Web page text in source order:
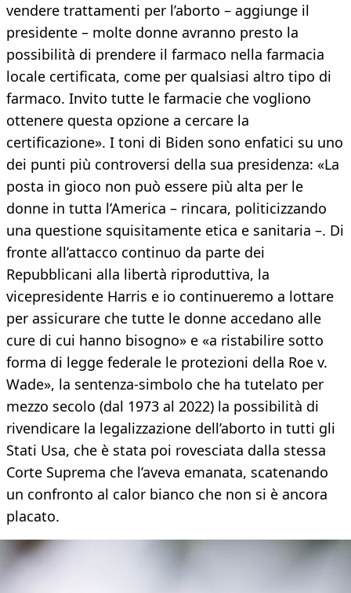
vendere trattamenti per l’aborto – aggiunge il
presidente – molte donne avranno presto la
possibilità di prendere il farmaco nella farmacia
locale certificata, come per qualsiasi altro tipo di
farmaco. Invito tutte le farmacie che vogliono
ottenere questa opzione a cercare la
certificazione». I toni di Biden sono enfatici su uno
dei punti più controversi della sua presidenza: «La
posta in gioco non può essere più alta per le
donne in tutta l’America – rincara, politicizzando
una questione squisitamente etica e sanitaria –. Di
fronte all’attacco continuo da parte dei
Repubblicani alla libertà riproduttiva, la
vicepresidente Harris e io continueremo a lottare
per assicurare che tutte le donne accedano alle
cure di cui hanno bisogno» e «a ristabilire sotto
forma di legge federale le protezioni della Roe v.
Wade», la sentenza-simbolo che ha tutelato per
mezzo secolo (dal 1973 al 2022) la possibilità di
rivendicare la legalizzazione dell’aborto in tutti gli
Stati Usa, che è stata poi rovesciata dalla stessa
Corte Suprema che l’aveva emanata, scatenando
un confronto al calor bianco che non si è ancora
placato.